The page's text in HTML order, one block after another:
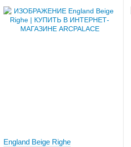
England Beige Righe